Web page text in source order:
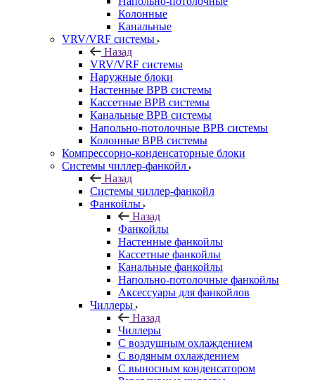
Колонные
Канальные
VRV/VRF системы
Назад
VRV/VRF системы
Наружные блоки
Настенные ВРВ системы
Кассетные ВРВ системы
Канальные ВРВ системы
Напольно-потолочные ВРВ системы
Колонные ВРВ системы
Компрессорно-конденсаторные блоки
Системы чиллер-фанкойл
Назад
Системы чиллер-фанкойл
Фанкойлы
Назад
Фанкойлы
Настенные фанкойлы
Кассетные фанкойлы
Канальные фанкойлы
Напольно-потолочные фанкойлы
Аксессуары для фанкойлов
Чиллеры
Назад
Чиллеры
С воздушным охлаждением
С водяным охлаждением
С выносным конденсатором